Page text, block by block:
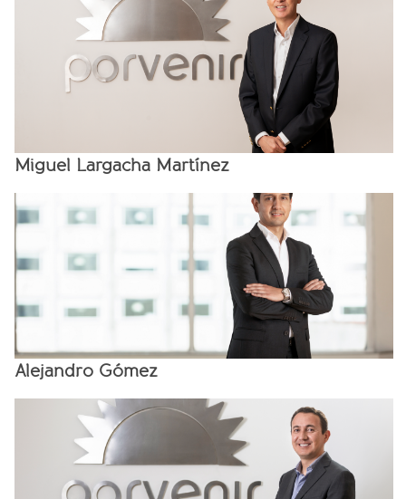
Miguel Largacha Martínez
Alejandro Gómez